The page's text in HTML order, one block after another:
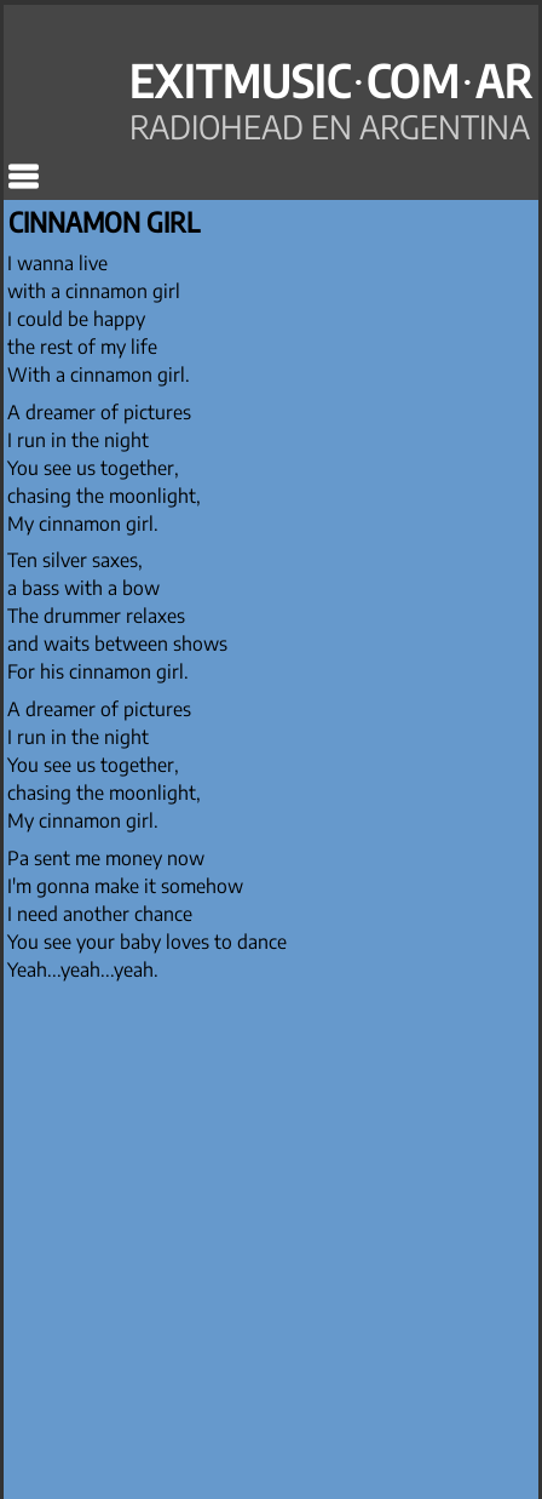
EXITMUSIC·COM·AR
RADIOHEAD EN ARGENTINA
CINNAMON GIRL
I wanna live
with a cinnamon girl
I could be happy
the rest of my life
With a cinnamon girl.
A dreamer of pictures
I run in the night
You see us together,
chasing the moonlight,
My cinnamon girl.
Ten silver saxes,
a bass with a bow
The drummer relaxes
and waits between shows
For his cinnamon girl.
A dreamer of pictures
I run in the night
You see us together,
chasing the moonlight,
My cinnamon girl.
Pa sent me money now
I'm gonna make it somehow
I need another chance
You see your baby loves to dance
Yeah...yeah...yeah.